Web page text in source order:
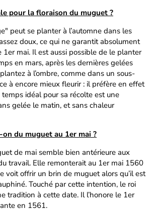
pour la floraison du muguet ?
peut se planter à l’automne dans les
doux, ce qui ne garantit absolument
1er mai. Il est aussi possible de le planter
en mars, après les dernières gelées
à l’ombre, comme dans un sous-
à encore mieux fleurir : il préfère en effet
temps idéal pour sa récolte est une
gelée le matin, et sans chaleur
du muguet au 1er mai ?
de mai semble bien antérieure aux
travail. Elle remonterait au 1er mai 1560
voit offrir un brin de muguet alors qu’il est
Touché par cette intention, le roi
tradition à cette date. Il l’honore le 1er
en 1561.